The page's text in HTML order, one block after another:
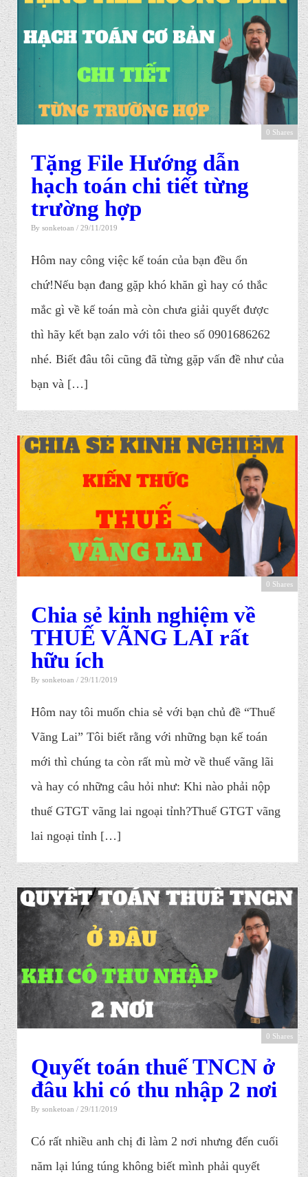
0 Shares
Tặng File Hướng dẫn
hạch toán chi tiết từng
trường hợp
By sonketoan / 29/11/2019
Hôm nay công việc kế toán của bạn đều ổn
chứ!Nếu bạn đang gặp khó khăn gì hay có thắc
mắc gì về kế toán mà còn chưa giải quyết được
thì hãy kết bạn zalo với tôi theo số 0901686262
nhé. Biết đâu tôi cũng đã từng gặp vấn đề như của
bạn và […]
0 Shares
Chia sẻ kinh nghiệm về
THUẾ VÃNG LAI rất
hữu ích
By sonketoan / 29/11/2019
Hôm nay tôi muốn chia sẻ với bạn chủ đề “Thuế
Vãng Lai” Tôi biết rằng với những bạn kế toán
mới thì chúng ta còn rất mù mờ về thuế vãng lãi
và hay có những câu hỏi như: Khi nào phải nộp
thuế GTGT vãng lai ngoại tỉnh?Thuế GTGT vãng
lai ngoại tỉnh […]
0 Shares
Quyết toán thuế TNCN ở
đâu khi có thu nhập 2 nơi
By sonketoan / 29/11/2019
Có rất nhiều anh chị đi làm 2 nơi nhưng đến cuối
năm lại lúng túng không biết mình phải quyết